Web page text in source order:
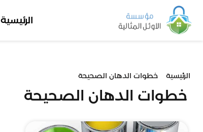
الرئيسية
الرئيسية خطوات الدهان الصحيحة
خطوات الدهان الصحيحة